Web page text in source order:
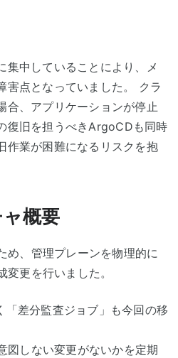
集中していることにより、メ
害点となっていました。 クラ
合、アプリケーションが停止
復旧を担うべきArgoCDも同時
作業が困難になるリスクを抱
概要
め、管理プレーンを物理的に
更を行いました。
差分監査ジョブ」も今回の移
図しない変更がないかを定期